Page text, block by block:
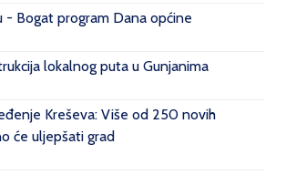
- Bogat program Dana općine
lokalnog puta u Gunjanima
Kreševa: Više od 250 novih
će uljepšati grad